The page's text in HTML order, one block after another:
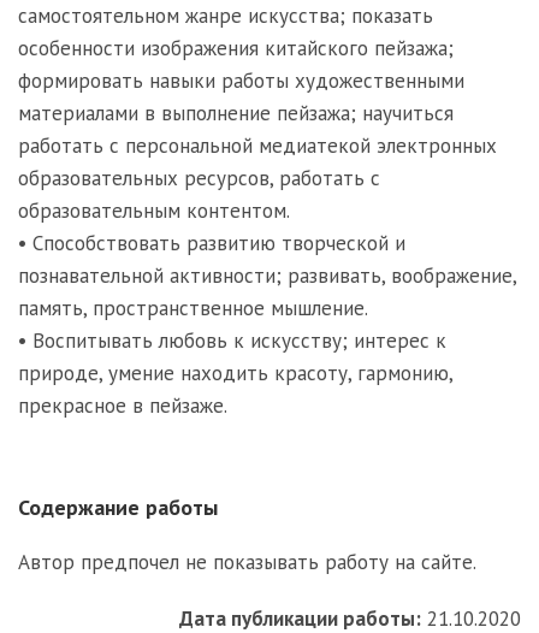
самостоятельном жанре искусства; показать
особенности изображения китайского пейзажа;
формировать навыки работы художественными
материалами в выполнение пейзажа; научиться
работать с персональной медиатекой электронных
образовательных ресурсов, работать с
образовательным контентом.
• Способствовать развитию творческой и
познавательной активности; развивать, воображение,
память, пространственное мышление.
• Воспитывать любовь к искусству; интерес к
природе, умение находить красоту, гармонию,
прекрасное в пейзаже.
Содержание работы
Автор предпочел не показывать работу на сайте.
Дата публикации работы: 21.10.2020